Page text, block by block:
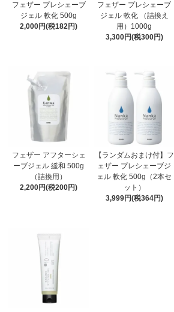
フェザー プレシェーブ
ジェル 軟化 500g
2,000円(税182円)
フェザー プレシェーブ
ジェル 軟化 （詰換え
用）1000g
3,300円(税300円)
フェザー アフターシェ
ーブジェル 緩和 500g
（詰換用）
2,200円(税200円)
【ランダムおまけ付】フ
ェザー プレシェーブジ
ェル 軟化 500g（2本セ
ット）
3,999円(税364円)